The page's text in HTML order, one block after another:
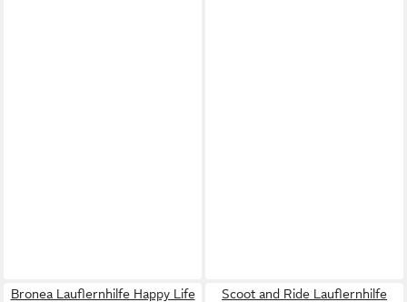
Bronea Lauflernhilfe Happy Life
Scoot and Ride Lauflernhilfe